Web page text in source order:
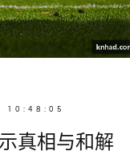
10:48:05
真相与和解